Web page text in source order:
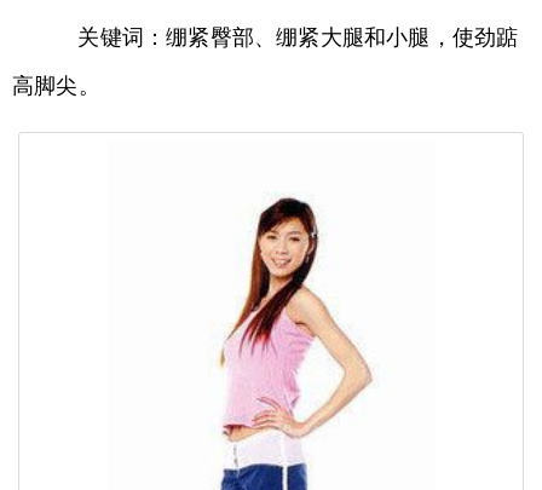
关键词：绷紧臀部、绷紧大腿和小腿，使劲踮
高脚尖。